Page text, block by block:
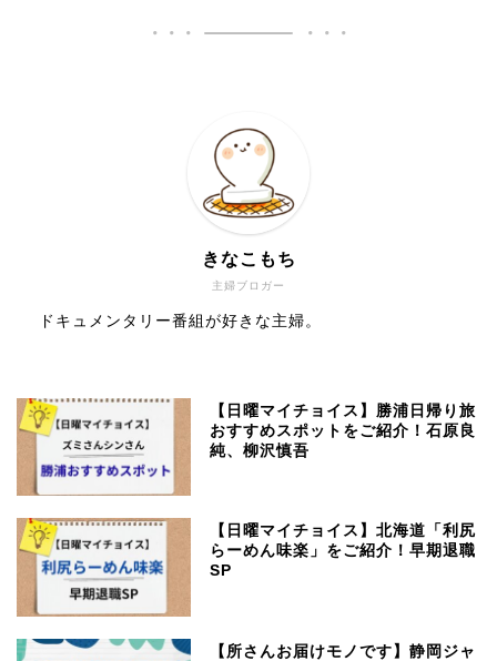
主婦ブロガー
きなこもち
ドキュメンタリー番組が好きな主婦。
【日曜マイチョイス】勝浦日帰り旅
おすすめスポットをご紹介！石原良
純、柳沢慎吾
【日曜マイチョイス】北海道「利尻
らーめん味楽」をご紹介！早期退職
SP
【所さんお届けモノです】静岡ジャ